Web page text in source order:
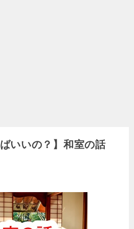
いいの？】和室の話